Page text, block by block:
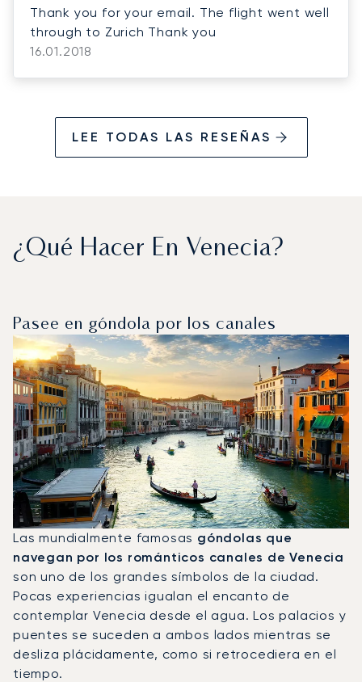
Thank you for your email. The flight went well
through to Zurich Thank you
16.01.2018
LEE TODAS LAS RESEÑAS
¿Qué Hacer En Venecia?
Pasee en góndola por los canales
Las mundialmente famosas góndolas que
navegan por los románticos canales de Venecia
son uno de los grandes símbolos de la ciudad.
Pocas experiencias igualan el encanto de
contemplar Venecia desde el agua. Los palacios y
puentes se suceden a ambos lados mientras se
desliza plácidamente, como si retrocediera en el
tiempo.